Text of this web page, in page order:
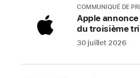
spécial
dans
le
COMMUNIQUÉ DE
Apple
du troisième
30 juillet 2026